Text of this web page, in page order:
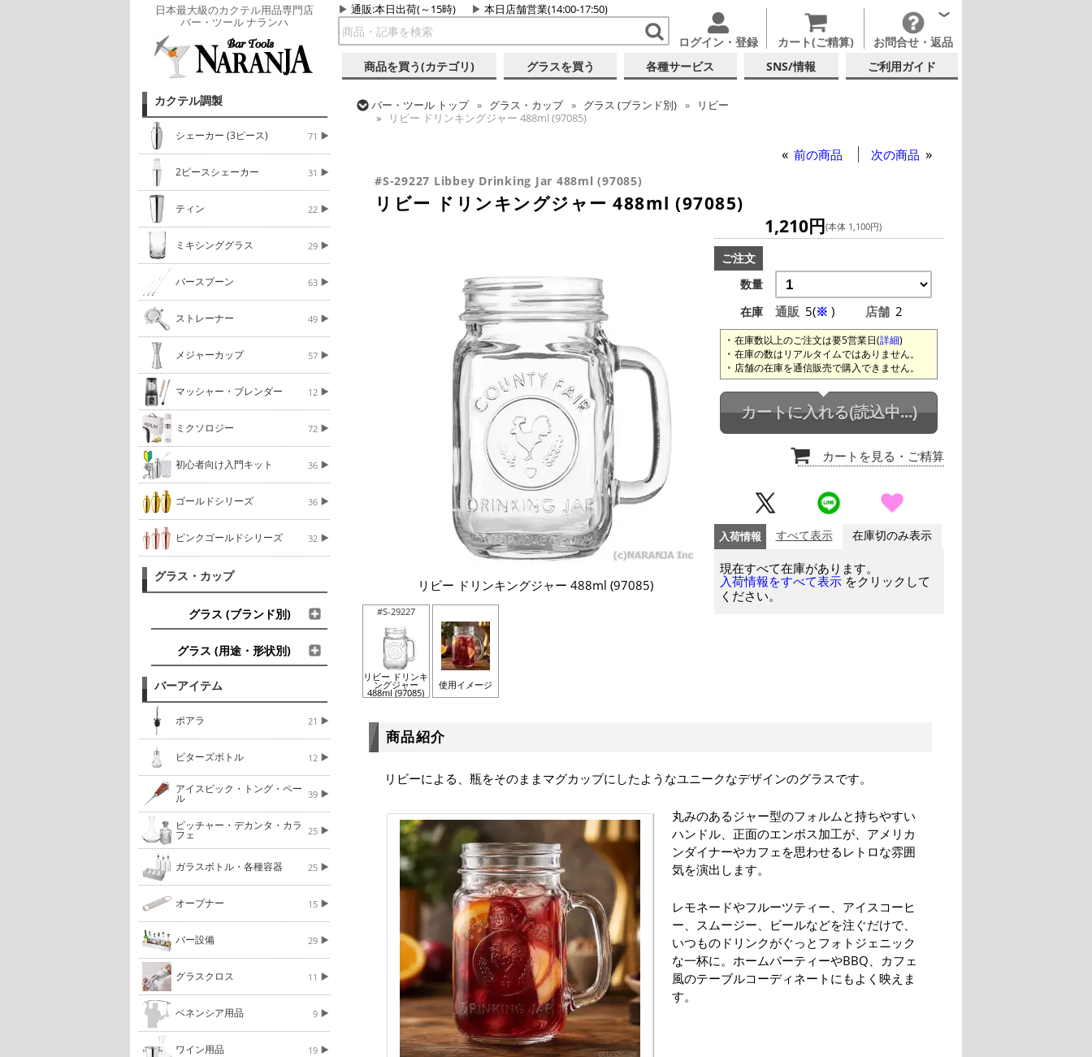
日本最大級のカクテル用品専門店
バー・ツール ナランハ
通販:本日出荷(～15時) 本日店舗営業(14:00-17:50)
ログイン・登録 カート(ご精算) お問合せ・返品
商品を買う(カテゴリ) グラスを買う 各種サービス SNS/情報 ご利用ガイド
カクテル調製
シェーカー (3ピース) 71
2ピースシェーカー 31
ティン 22
ミキシンググラス 29
バースプーン 63
ストレーナー 49
メジャーカップ 57
マッシャー・ブレンダー 12
ミクソロジー 72
初心者向け入門キット 36
ゴールドシリーズ 36
ピンクゴールドシリーズ 32
グラス・カップ
グラス (ブランド別)
グラス (用途・形状別)
バーアイテム
ポアラ 21
ビターズボトル 12
アイスピック・トング・ペー
ル 39
ピッチャー・デカンタ・カラ
フェ 25
ガラスボトル・各種容器 25
オープナー 15
バー設備 29
グラスクロス 11
ベネンシア用品 9
ワイン用品 19
バー・ツール トップ グラス・カップ グラス (ブランド別)
リビー
リビー ドリンキングジャー 488ml (97085)
前の商品 次の商品
#S-29227 Libbey Drinking Jar 488ml (97085)
リビー ドリンキングジャー 488ml (97085)
リビー ドリンキングジャー 488ml (97085)
#S-29227
リビー ドリンキ
ングジャー
488ml (97085)
使用イメージ
1,210円(本体 1,100円)
ご注文
数量
在庫
通販 5(※ ) 店舗 2
在庫数以上のご注文は要5営業日(詳細)
在庫の数はリアルタイムではありません。
店舗の在庫を通信販売で購入できません。
カートに入れる(読込中...)
カートを見る ・ご精算
入荷情報 すべて表示 在庫切のみ表示
現在すべて在庫があります。
入荷情報をすべて表示 をクリックして
ください。
商品紹介
リビーによる、瓶をそのままマグカップにしたようなユニークなデザインのグラスです。
丸みのあるジャー型のフォルムと持ちやすい
ハンドル、正面のエンボス加工が、アメリカ
ンダイナーやカフェを思わせるレトロな雰囲
気を演出します。
レモネードやフルーツティー、アイスコーヒ
ー、スムージー、ビールなどを注ぐだけで、
いつものドリンクがぐっとフォトジェニック
な一杯に。ホームパーティーやBBQ、カフェ
風のテーブルコーディネートにもよく映えま
す。